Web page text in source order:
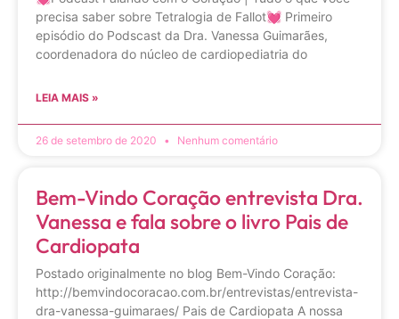
precisa saber sobre Tetralogia de Fallot💓 Primeiro
episódio do Podscast da Dra. Vanessa Guimarães,
coordenadora do núcleo de cardiopediatria do
LEIA MAIS »
26 de setembro de 2020 Nenhum comentário
Bem-Vindo Coração entrevista Dra.
Vanessa e fala sobre o livro Pais de
Cardiopata
Postado originalmente no blog Bem-Vindo Coração:
http://bemvindocoracao.com.br/entrevistas/entrevista-
dra-vanessa-guimaraes/ Pais de Cardiopata A nossa